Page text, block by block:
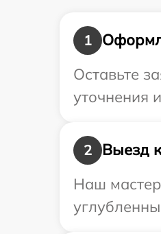
1
Оставьте
уточнения
2
Выезд
Наш мастер